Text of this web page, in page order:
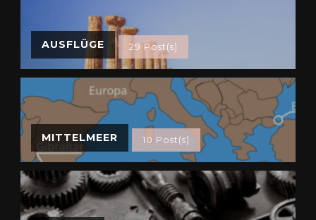
AUSFLÜGE 29 Post(s)
MITTELMEER 10 Post(s)